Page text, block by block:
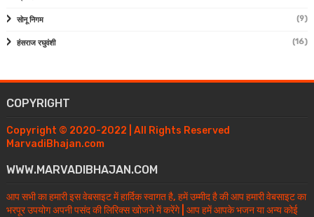
सोनू निगम (9)
हंसराज रघुवंशी (16)
COPYRIGHT
Copyright © 2020-2022 | All Rights Reserved
MarvadiBhajan.com
WWW.MARVADIBHAJAN.COM
आप सभी का हमारी इस वेबसाइट में हार्दिक स्वागत है, हमें उम्मीद है की आप हमारी वेबसाइट का
भरपूर उपयोग अपनी पसंद की लिरिक्स खोजने में करेंगे | आप हमें आपके भजन या अन्य कोई